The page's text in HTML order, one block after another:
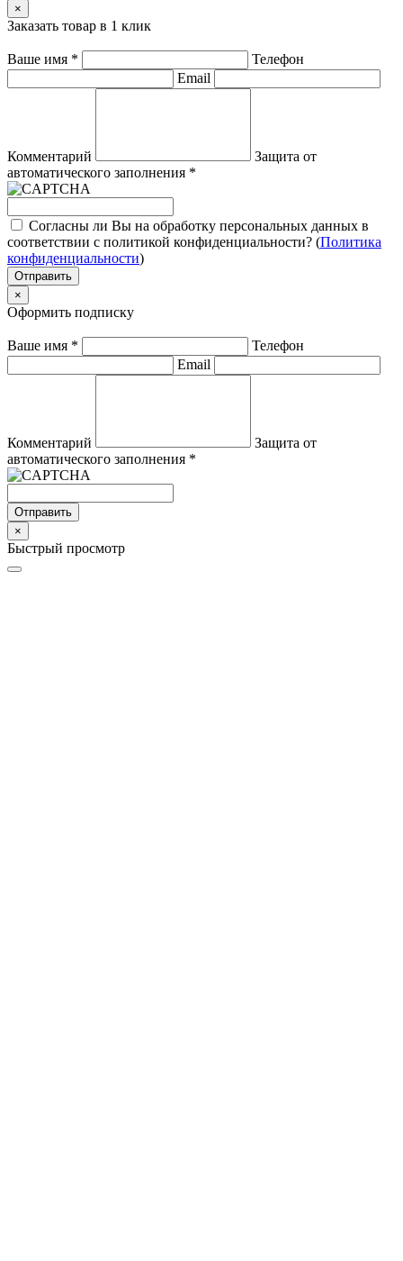
×
Заказать товар в 1 клик
Ваше имя *
Телефон
Email
Комментарий
Защита от
автоматического заполнения *
Согласны ли Вы на обработку персональных данных в
соответствии с политикой конфиденциальности? (Политика
конфиденциальности)
Отправить
×
Оформить подписку
Ваше имя *
Телефон
Email
Комментарий
Защита от
автоматического заполнения *
Отправить
×
Быстрый просмотр